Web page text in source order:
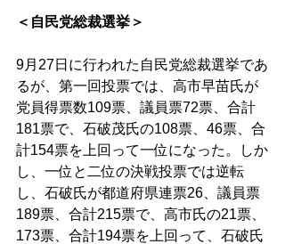
＜自民党総裁選挙＞
9月27日に行われた自民党総裁選挙であ
るが、第一回投票では、高市早苗氏が
党員得票数109票、議員票72票、合計
181票で、石破茂氏の108票、46票、合
計154票を上回って一位になった。しか
し、一位と二位の決戦投票では逆転
し、石破氏が都道府県連票26、議員票
189票、合計215票で、高市氏の21票、
173票、合計194票を上回って、石破氏